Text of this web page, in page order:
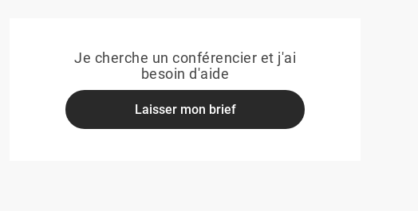
Je cherche un conférencier et j'ai
besoin d'aide
Laisser mon brief